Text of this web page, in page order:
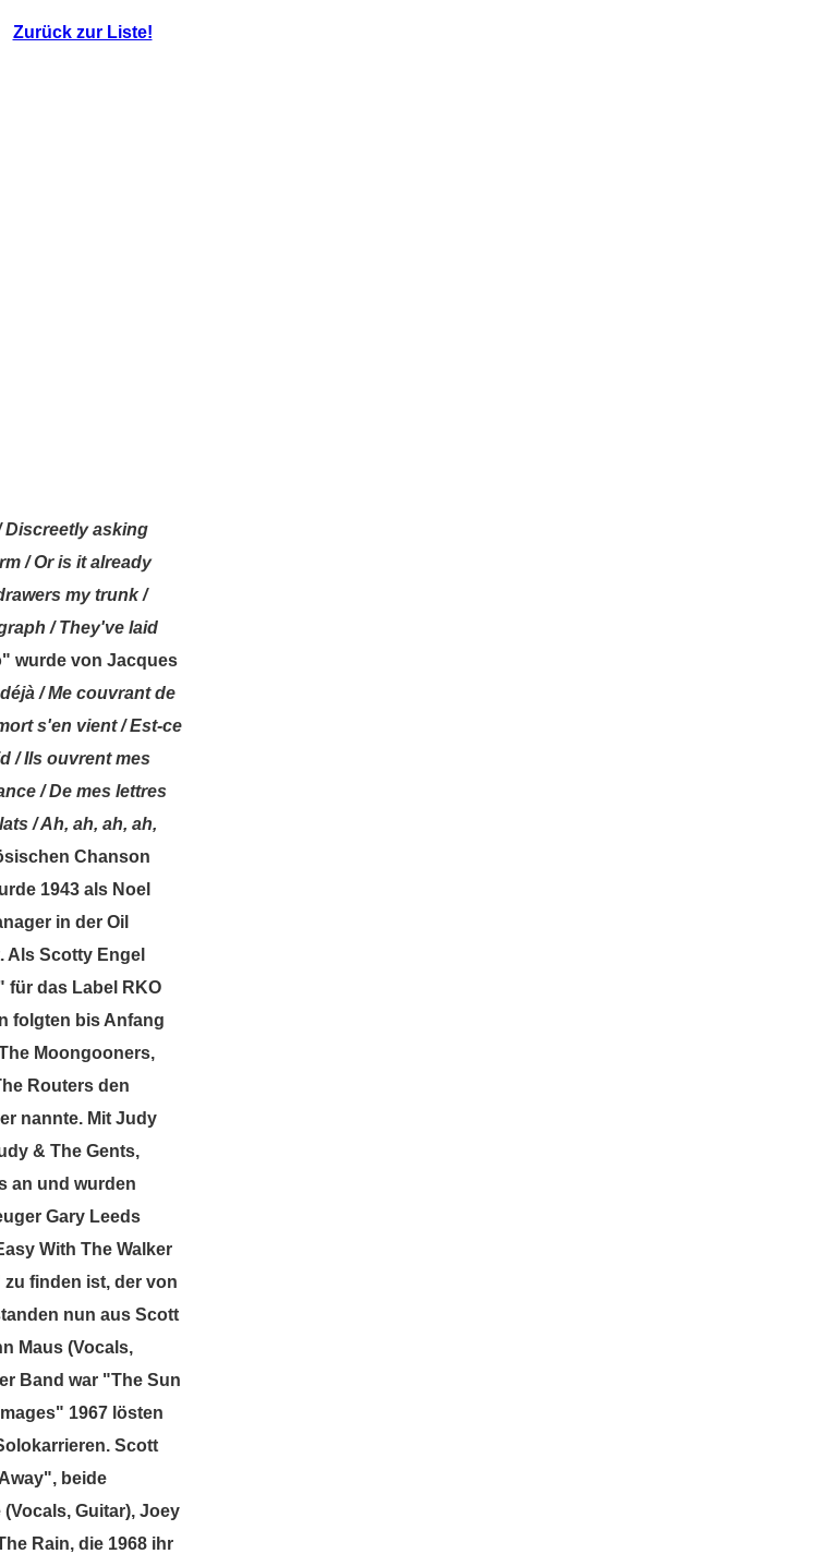
Zurück zur Liste!
Discreetly asking
/ Or is it already
my trunk /
/ They've laid
wurde von Jacques
/ Me couvrant de
s'en vient / Est-ce
/ Ils ouvrent mes
/ De mes lettres
/ Ah, ah, ah, ah,
Chanson
1943 als Noel
in der Oil
Als Scotty Engel
für das Label RKO
folgten bis Anfang
Moongooners,
Routers den
nannte. Mit Judy
& The Gents,
an und wurden
Gary Leeds
With The Walker
finden ist, der von
nun aus Scott
Maus (Vocals,
Band war "The Sun
1967 lösten
Scott
beide
Guitar), Joey
Rain, die 1968 ihr